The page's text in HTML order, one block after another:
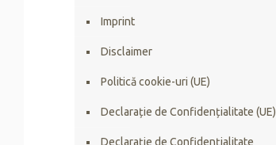
Imprint
Disclaimer
Politică cookie-uri (UE)
Declarație de Confidențialitate (UE)
Declarație de Confidențialitate